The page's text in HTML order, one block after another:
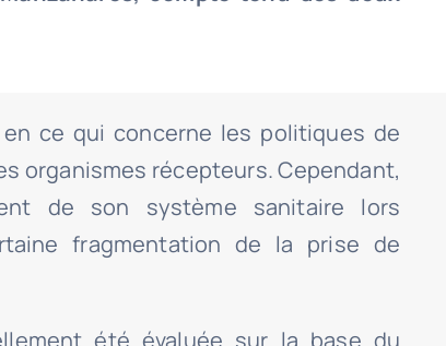
ce qui concerne les politiques de
organismes récepteurs. Cependant,
de son système sanitaire lors
fragmentation de la prise de
été évaluée sur la base du